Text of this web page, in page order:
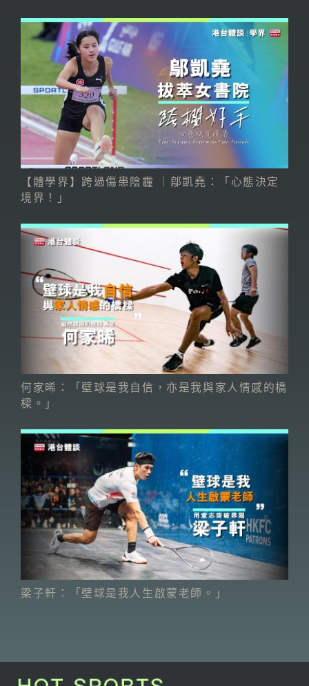
【體學界】跨過傷患陰霾 ｜鄔凱堯：「心態決定
境界！」
何家晞：「壁球是我自信，亦是我與家人情感的橋
樑。」
梁子軒：「壁球是我人生啟蒙老師。」